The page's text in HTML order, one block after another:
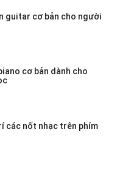
guitar cơ bản cho người
cơ bản dành cho
các nốt nhạc trên phím